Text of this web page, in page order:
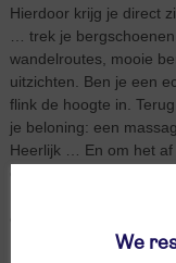
Hierdoor krijg je direct
… trek je
wandelroutes, mooie
uitzichten. Ben je een
flink de hoogte in.
je beloning: een
Heerlijk … En om het
overheerlijke
met een goed ontbijt
We